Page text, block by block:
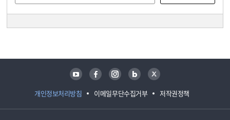
개인정보처리방침 이메일무단수집거부 저작권정책
유튜브 페이스북 인스타그램 블로그 트위터